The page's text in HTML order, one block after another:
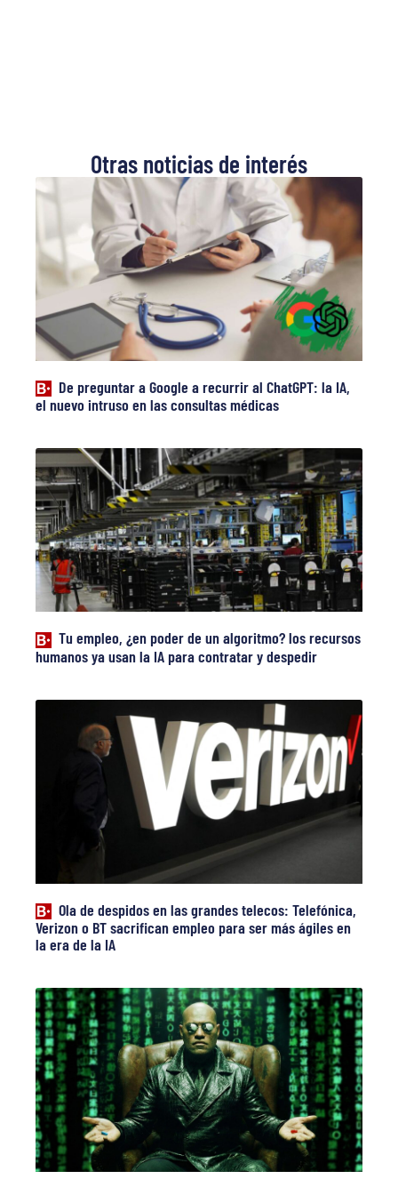
Otras noticias de interés
De preguntar a Google a recurrir al ChatGPT: la IA,
el nuevo intruso en las consultas médicas
Tu empleo, ¿en poder de un algoritmo? los recursos
humanos ya usan la IA para contratar y despedir
Ola de despidos en las grandes telecos: Telefónica,
Verizon o BT sacrifican empleo para ser más ágiles en
la era de la IA